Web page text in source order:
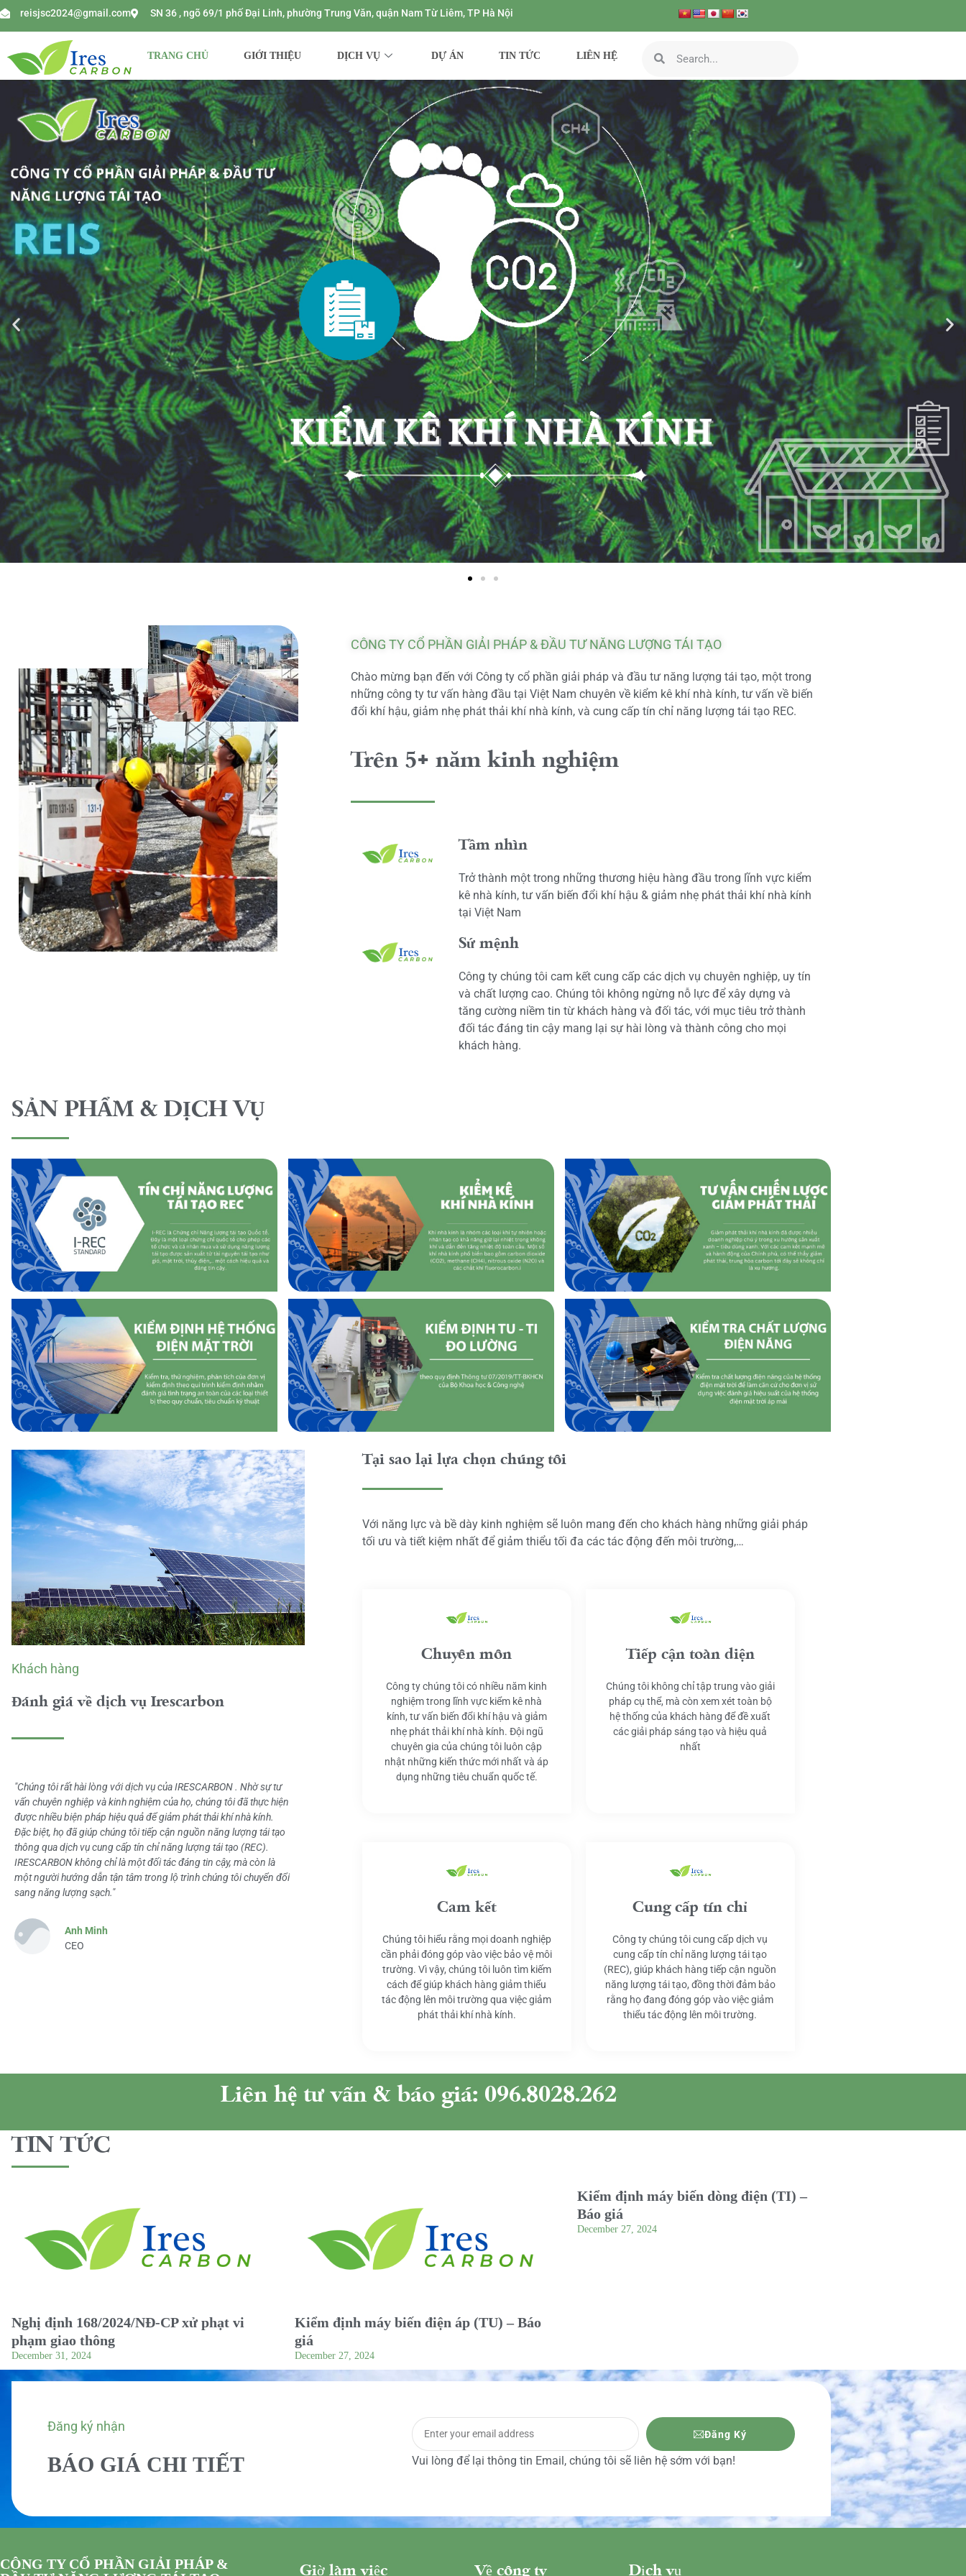
reisjsc2024@gmail.com SN 36 , ngõ 69/1 phố Đại Linh, phường Trung Văn, quận Nam Từ Liêm, TP Hà Nội
TRANG CHỦ GIỚI THIỆU DỊCH VỤ DỰ ÁN TIN TỨC LIÊN HỆ
CÔNG TY CỔ PHẦN GIẢI PHÁP & ĐẦU TƯ NĂNG LƯỢNG TÁI TẠO
Chào mừng bạn đến với Công ty cổ phần giải pháp và đầu tư năng lượng tái tạo, một trong
những công ty tư vấn hàng đầu tại Việt Nam chuyên về kiểm kê khí nhà kính, tư vấn về biến
đổi khí hậu, giảm nhẹ phát thải khí nhà kính, và cung cấp tín chỉ năng lượng tái tạo REC.
Trên 5+ năm kinh nghiệm
Tầm nhìn
Trở thành một trong những thương hiệu hàng đầu trong lĩnh vực kiểm
kê nhà kính, tư vấn biến đổi khí hậu & giảm nhẹ phát thải khí nhà kính
tại Việt Nam
Sứ mệnh
Công ty chúng tôi cam kết cung cấp các dịch vụ chuyên nghiệp, uy tín
và chất lượng cao. Chúng tôi không ngừng nỗ lực để xây dựng và
tăng cường niềm tin từ khách hàng và đối tác, với mục tiêu trở thành
đối tác đáng tin cậy mang lại sự hài lòng và thành công cho mọi
khách hàng.
SẢN PHẨM & DỊCH VỤ
Khách hàng
Đánh giá về dịch vụ Irescarbon
"Chúng tôi rất hài lòng với dịch vụ của IRESCARBON . Nhờ sự tư
vấn chuyên nghiệp và kinh nghiệm của họ, chúng tôi đã thực hiện
được nhiều biện pháp hiệu quả để giảm phát thải khí nhà kính.
Đặc biệt, họ đã giúp chúng tôi tiếp cận nguồn năng lượng tái tạo
thông qua dịch vụ cung cấp tín chỉ năng lượng tái tạo (REC).
IRESCARBON không chỉ là một đối tác đáng tin cậy, mà còn là
một người hướng dẫn tận tâm trong lộ trình chúng tôi chuyển đổi
sang năng lượng sạch."
Anh Minh
CEO
Tại sao lại lựa chọn chúng tôi
Với năng lực và bề dày kinh nghiệm sẽ luôn mang đến cho khách hàng những giải pháp
tối ưu và tiết kiệm nhất để giảm thiểu tối đa các tác động đến môi trường,…
Chuyên môn
Công ty chúng tôi có nhiều năm kinh
nghiệm trong lĩnh vực kiểm kê nhà
kính, tư vấn biến đổi khí hậu và giảm
nhẹ phát thải khí nhà kính. Đội ngũ
chuyên gia của chúng tôi luôn cập
nhật những kiến thức mới nhất và áp
dụng những tiêu chuẩn quốc tế.
Tiếp cận toàn diện
Chúng tôi không chỉ tập trung vào giải
pháp cụ thể, mà còn xem xét toàn bộ
hệ thống của khách hàng để đề xuất
các giải pháp sáng tạo và hiệu quả
nhất
Cam kết
Chúng tôi hiểu rằng mọi doanh nghiệp
cần phải đóng góp vào việc bảo vệ môi
trường. Vì vậy, chúng tôi luôn tìm kiếm
cách để giúp khách hàng giảm thiểu
tác động lên môi trường qua việc giảm
phát thải khí nhà kính.
Cung cấp tín chỉ
Công ty chúng tôi cung cấp dịch vụ
cung cấp tín chỉ năng lượng tái tạo
(REC), giúp khách hàng tiếp cận nguồn
năng lượng tái tạo, đồng thời đảm bảo
rằng họ đang đóng góp vào việc giảm
thiểu tác động lên môi trường.
Liên hệ tư vấn & báo giá: 096.8028.262
TIN TỨC
Nghị định 168/2024/NĐ-CP xử phạt vi
phạm giao thông
December 31, 2024
Kiểm định máy biến điện áp (TU) – Báo
giá
December 27, 2024
Kiểm định máy biến dòng điện (TI) –
Báo giá
December 27, 2024
Đăng ký nhận
BÁO GIÁ CHI TIẾT
Đăng Ký
Vui lòng để lại thông tin Email, chúng tôi sẽ liên hệ sớm với bạn!
CÔNG TY CỔ PHẦN GIẢI PHÁP &
Giờ làm việc Về công ty Dịch vụ